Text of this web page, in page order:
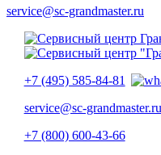
service@sc-grandmaster.ru
+7 (495) 585-84-81
service@sc-grandmaster.ru
+7 (800) 600-43-66